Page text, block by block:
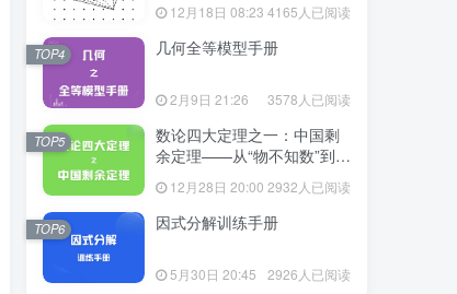
12月18日 08:23 4165人已阅读
几何全等模型手册
2月9日 21:26 3578人已阅读
TOP4
数论四大定理之一：中国剩
余定理——从“物不知数”到现
12月28日 20:00 2932人已阅读
TOP5
因式分解训练手册
5月30日 20:45 2926人已阅读
TOP6
毕克定理及其证明
几何全等模型手册
2月9日 21:26 3578人已阅读
数论四大定理之一：中国剩
余定理——从“物不知数”到现
代代数
因式分解训练手册